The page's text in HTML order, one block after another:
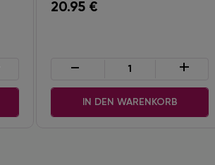
20.95 €
- +
IN DEN WARENKORB